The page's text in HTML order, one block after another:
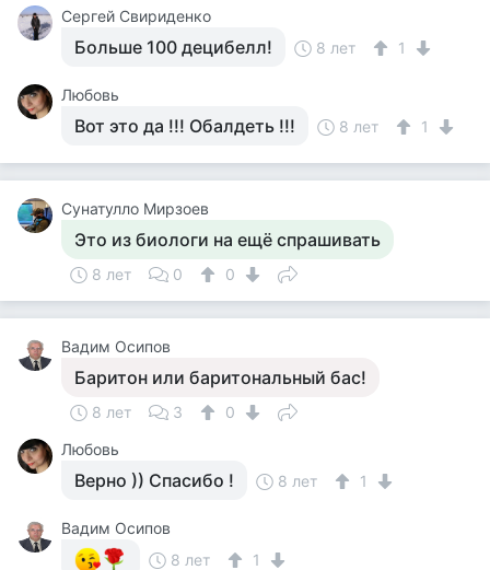
Cергей Свириденко
Больше 100 децибелл! 8 лет 1
Любовь
Вот это да !!! Обалдеть !!! 8 лет 1
Сунатулло Мирзоев
Это из биологи на ещё спрашивать
8 лет 0 0
Вадим Осипов
Баритон или баритональный бас!
8 лет 3
0
Любовь
Верно )) Спасибо ! 8 лет 1
Вадим Осипов
8 лет
1